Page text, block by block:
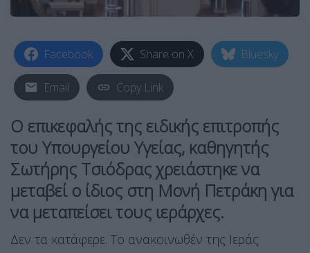
Facebook Share on X Bluesky
Email Copy Link
Ο επικεφαλής της ειδικής επιτροπής
του Υπουργείου Υγείας, καθηγητής
Σωτήρης Τσιόδρας χρειάστηκε να
μεταβεί ο ίδιος στη Μονή Πετράκη για
να μεταπείσει τους ιεράρχες.
Δεν τα κατάφερε. Το ανακοινωθέν της Ιεράς